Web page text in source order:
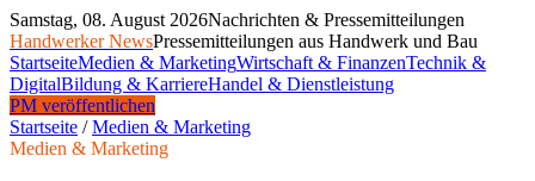
Samstag, 08. August 2026Nachrichten & Pressemitteilungen
Handwerker NewsPressemitteilungen aus Handwerk und Bau
StartseiteMedien & MarketingWirtschaft & FinanzenTechnik &
DigitalBildung & KarriereHandel & Dienstleistung
PM veröffentlichen
Startseite /Medien & Marketing
Medien & Marketing